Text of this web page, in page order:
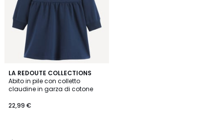
LA REDOUTE COLLECTIONS
Abito in pile con colletto
claudine in garza di cotone
22,99 €
3,5
/ 5